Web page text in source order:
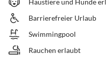
Haustiere und Hunde
Barrierefreier Urlaub
Swimmingpool
Rauchen erlaubt